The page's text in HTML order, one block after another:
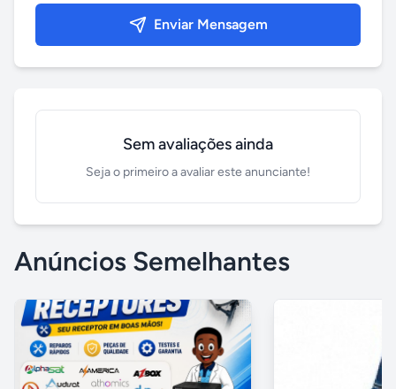
Enviar Mensagem
Sem avaliações ainda
Seja o primeiro a avaliar este anunciante!
Anúncios Semelhantes